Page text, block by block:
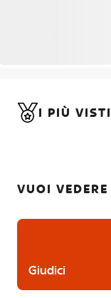
I PIÙ
VUOI
Giudici